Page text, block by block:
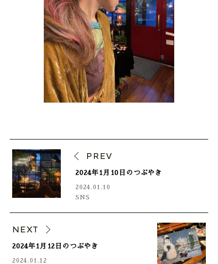
PREV
2024年1月10日のつぶやき
2024.01.10
SNS
NEXT
2024年1月12日のつぶやき
2024.01.12